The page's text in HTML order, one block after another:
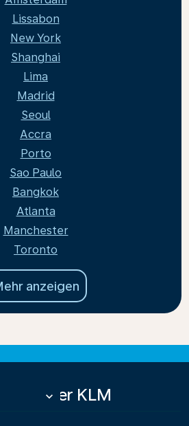
Lissabon
New York
Shanghai
Lima
Madrid
Seoul
Accra
Porto
Sao Paulo
Bangkok
Atlanta
Manchester
Toronto
anzeigen
Über KLM
keyboard_arrow_down